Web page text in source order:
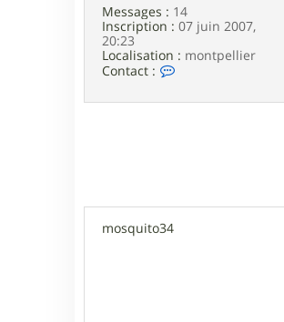
Messages : 14
Inscription : 07 juin 2007,
20:23
Localisation : montpellier
Contact :
mosquito34